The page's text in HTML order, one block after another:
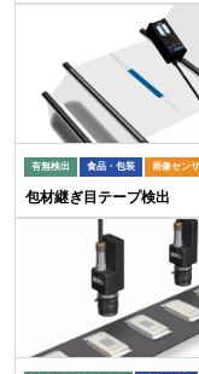
有無検出 食品・包装 画像センサ
包材継ぎ目テープ検出